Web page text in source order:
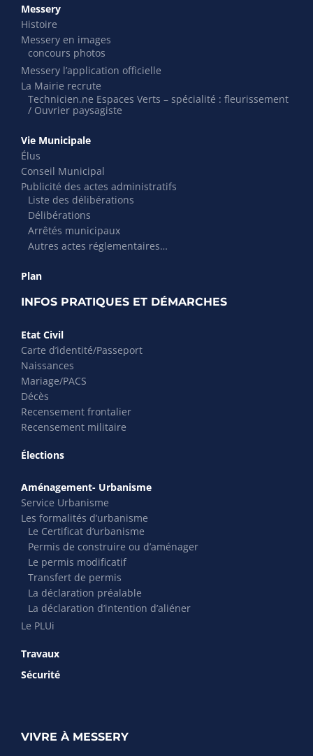
Messery
Histoire
Messery en images
concours photos
Messery l’application officielle
La Mairie recrute
Technicien.ne Espaces Verts – spécialité : fleurissement
/ Ouvrier paysagiste
Vie Municipale
Élus
Conseil Municipal
Publicité des actes administratifs
Liste des délibérations
Délibérations
Arrêtés municipaux
Autres actes réglementaires…
Plan
INFOS PRATIQUES ET DÉMARCHES
Etat Civil
Carte d’identité/Passeport
Naissances
Mariage/PACS
Décès
Recensement frontalier
Recensement militaire
Élections
Aménagement- Urbanisme
Service Urbanisme
Les formalités d’urbanisme
Le Certificat d’urbanisme
Permis de construire ou d’aménager
Le permis modificatif
Transfert de permis
La déclaration préalable
La déclaration d’intention d’aliéner
Le PLUi
Travaux
Sécurité
VIVRE À MESSERY